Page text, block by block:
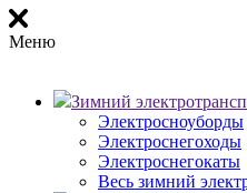
Меню
Зимний
Электросноуборды
Электроснегоходы
Электроснегокаты
Весь зимний